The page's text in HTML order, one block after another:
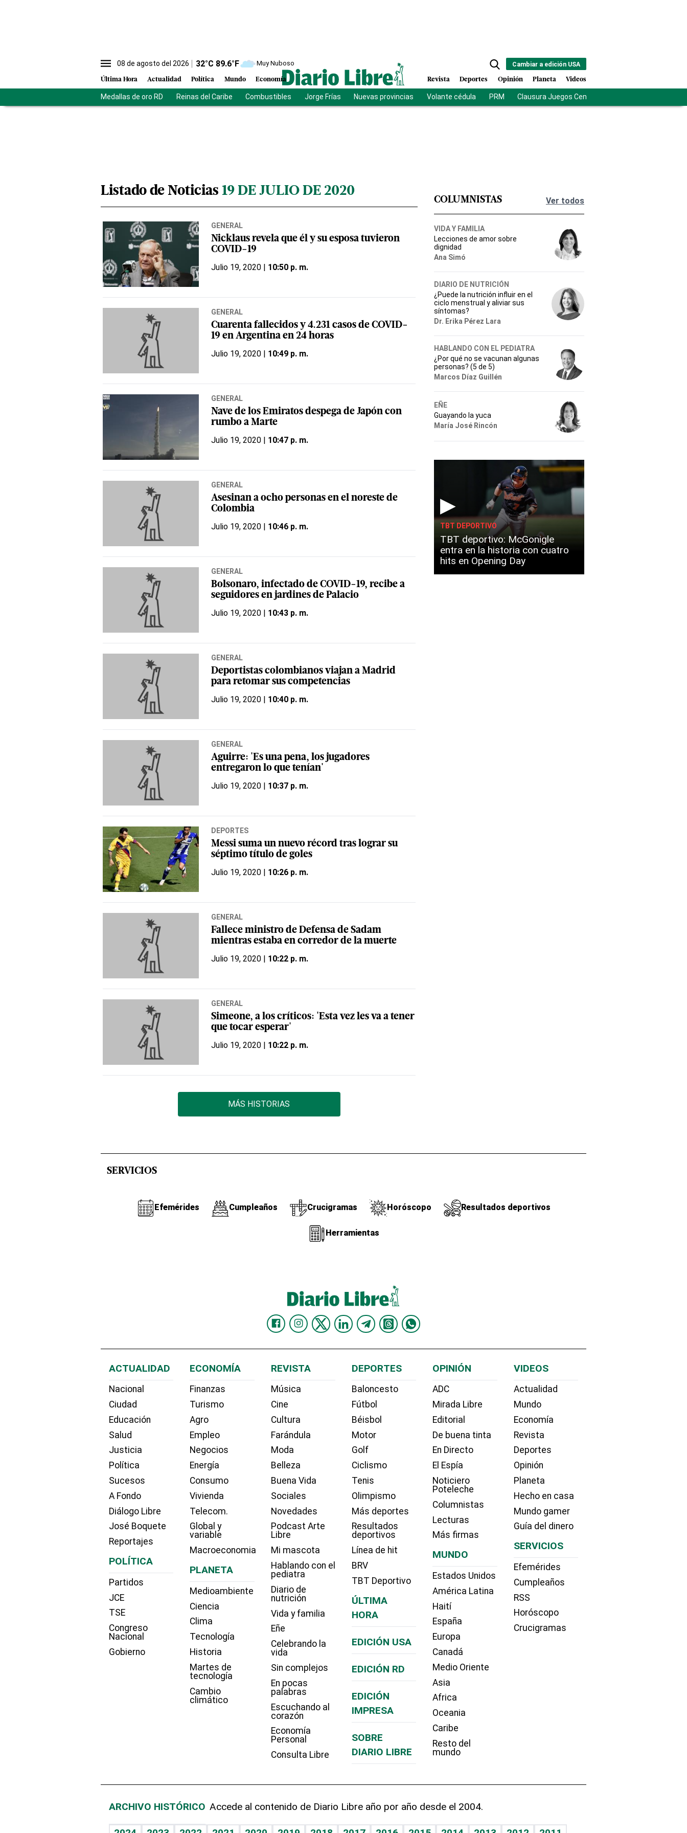
08 de agosto del 2026 32°C 89.6°F Muy Nuboso
Última Hora Actualidad Política Mundo Economía
Cambiar a edición USA
Revista Deportes Opinión Planeta Videos
Medallas de oro RD Reinas del Caribe Combustibles Jorge Frías Nuevas provincias Volante cédula PRM Clausura Juegos Centroamericanos
Listado de Noticias 19 DE JULIO DE 2020
GENERAL
Nicklaus revela que él y su esposa tuvieron
COVID-19
Julio 19, 2020 | 10:50 p. m.
GENERAL
Cuarenta fallecidos y 4.231 casos de COVID-
19 en Argentina en 24 horas
Julio 19, 2020 | 10:49 p. m.
GENERAL
Nave de los Emiratos despega de Japón con
rumbo a Marte
Julio 19, 2020 | 10:47 p. m.
GENERAL
Asesinan a ocho personas en el noreste de
Colombia
Julio 19, 2020 | 10:46 p. m.
GENERAL
Bolsonaro, infectado de COVID-19, recibe a
seguidores en jardines de Palacio
Julio 19, 2020 | 10:43 p. m.
GENERAL
Deportistas colombianos viajan a Madrid
para retomar sus competencias
Julio 19, 2020 | 10:40 p. m.
GENERAL
Aguirre: 'Es una pena, los jugadores
entregaron lo que tenían'
Julio 19, 2020 | 10:37 p. m.
DEPORTES
Messi suma un nuevo récord tras lograr su
séptimo título de goles
Julio 19, 2020 | 10:26 p. m.
GENERAL
Fallece ministro de Defensa de Sadam
mientras estaba en corredor de la muerte
Julio 19, 2020 | 10:22 p. m.
GENERAL
Simeone, a los críticos: 'Esta vez les va a tener
que tocar esperar'
Julio 19, 2020 | 10:22 p. m.
MÁS HISTORIAS
Ver todos
COLUMNISTAS
VIDA Y FAMILIA
Lecciones de amor sobre
dignidad
Ana Simó
DIARIO DE NUTRICIÓN
¿Puede la nutrición influir en el
ciclo menstrual y aliviar sus
síntomas?
Dr. Erika Pérez Lara
HABLANDO CON EL PEDIATRA
¿Por qué no se vacunan algunas
personas? (5 de 5)
Marcos Díaz Guillén
EÑE
Guayando la yuca
María José Rincón
▶
TBT DEPORTIVO
TBT deportivo: McGonigle
entra en la historia con cuatro
hits en Opening Day
SERVICIOS
Efemérides Cumpleaños Crucigramas Horóscopo Resultados deportivos
Herramientas
ACTUALIDAD
Nacional
Ciudad
Educación
Salud
Justicia
Política
Sucesos
A Fondo
Diálogo Libre
José Boquete
Reportajes
POLÍTICA
Partidos
JCE
TSE
Congreso
Nacional
Gobierno
ECONOMÍA
Finanzas
Turismo
Agro
Empleo
Negocios
Energía
Consumo
Vivienda
Telecom.
Global y
variable
Macroeconomia
PLANETA
Medioambiente
Ciencia
Clima
Tecnología
Historia
Martes de
tecnología
Cambio
climático
REVISTA
Música
Cine
Cultura
Farándula
Moda
Belleza
Buena Vida
Sociales
Novedades
Podcast Arte
Libre
Mi mascota
Hablando con el
pediatra
Diario de
nutrición
Vida y familia
Eñe
Celebrando la
vida
Sin complejos
En pocas
palabras
Escuchando al
corazón
Economía
Personal
Consulta Libre
DEPORTES
Baloncesto
Fútbol
Béisbol
Motor
Golf
Ciclismo
Tenis
Olimpismo
Más deportes
Resultados
deportivos
Línea de hit
BRV
TBT Deportivo
ÚLTIMA
HORA
EDICIÓN USA
EDICIÓN RD
EDICIÓN
IMPRESA
SOBRE
DIARIO LIBRE
OPINIÓN
ADC
Mirada Libre
Editorial
De buena tinta
En Directo
El Espía
Noticiero
Poteleche
Columnistas
Lecturas
Más firmas
MUNDO
Estados Unidos
América Latina
Haití
España
Europa
Canadá
Medio Oriente
Asia
Africa
Oceania
Caribe
Resto del
mundo
VIDEOS
Actualidad
Mundo
Economía
Revista
Deportes
Opinión
Planeta
Hecho en casa
Mundo gamer
Guía del dinero
SERVICIOS
Efemérides
Cumpleaños
RSS
Horóscopo
Crucigramas
ARCHIVO HISTÓRICO Accede al contenido de Diario Libre año por año desde el 2004.